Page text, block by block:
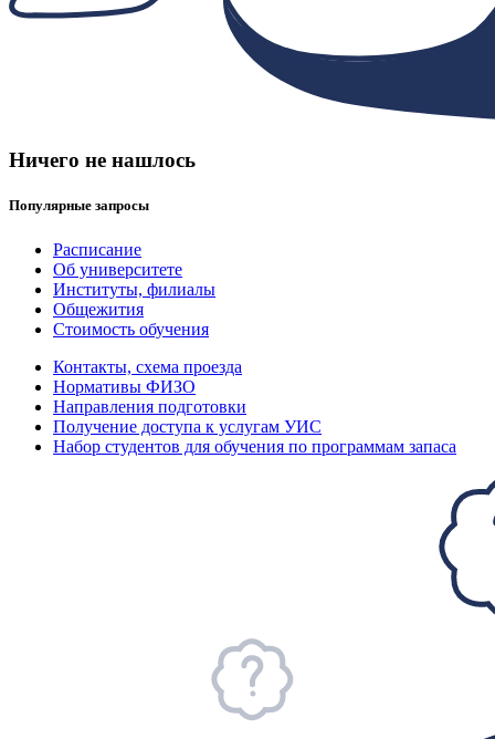
Ничего не нашлось
Популярные запросы
Расписание
Об университете
Институты, филиалы
Общежития
Стоимость обучения
Контакты, схема проезда
Нормативы ФИЗО
Направления подготовки
Получение доступа к услугам УИС
Набор студентов для обучения по программам запаса